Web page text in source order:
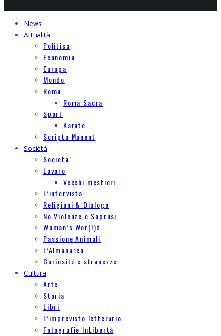
News
Attualità
Politica
Economia
Europa
Mondo
Roma
Roma Sacra
Sport
Karate
Scripta Manent
Società
Societa’
Lavoro
Vecchi mestieri
L’intervista
Religioni & Dialogo
No Violenze e Soprusi
Woman’s Wor(l)d
Passione Animali
L’Almanacco
Curiosità e stranezze
Cultura
Arte
Storia
Libri
L’imprevisto letterario
Fotografie InLibertà